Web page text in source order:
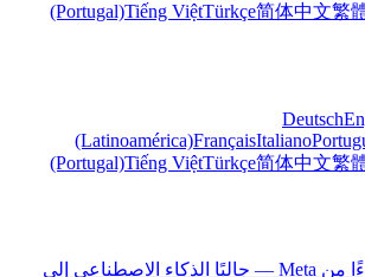
(Portugal)Tiếng ViệtTürkçe简体中文繁
Deutsch
(Latinoamérica)FrançaisItaliano
(Portugal)Tiếng ViệtTürkçe简体中文繁
Manus أصبح الآن جزءًا من Meta — جالبًا الذكاء الاصطناعي إلى